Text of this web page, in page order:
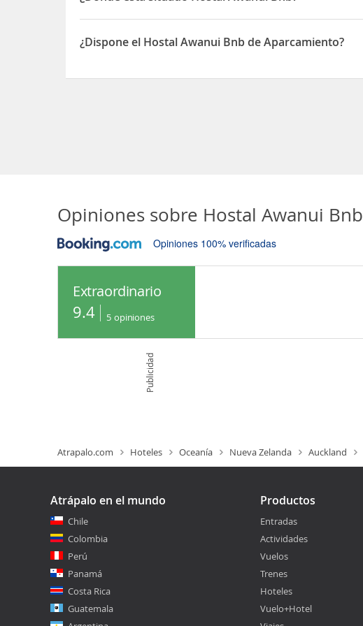
El Hostal Awanui Bnb está situado en 37 Totaranui Drive
¿Dispone el Hostal Awanui Bnb de Aparcamiento?
Opiniones sobre Hostal Awanui Bnb
Opiniones 100% verificadas
Extraordinario
9.4 5 opiniones
Publicidad
Atrapalo.com Hoteles Oceanía Nueva Zelanda Auckland
Atrápalo en el mundo
Chile
Colombia
Perú
Panamá
Costa Rica
Guatemala
Productos
Entradas
Actividades
Vuelos
Trenes
Hoteles
Vuelo+Hotel